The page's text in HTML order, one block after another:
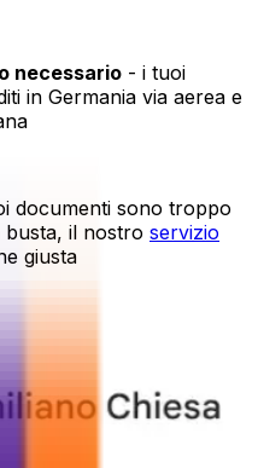
necessario - i tuoi
in Germania via aerea e
documenti sono troppo
il nostro servizio
giusta